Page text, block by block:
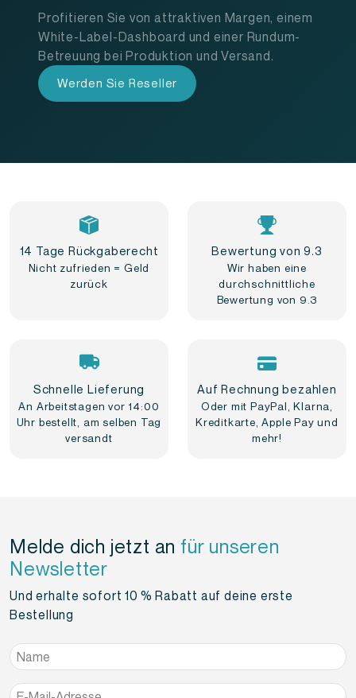
Profitieren Sie von attraktiven Margen, einem
White-Label-Dashboard und einer Rundum-
Betreuung bei Produktion und Versand.
Werden Sie Reseller
14 Tage Rückgaberecht
Nicht zufrieden = Geld
zurück
Bewertung von 9.3
Wir haben eine
durchschnittliche
Bewertung von 9.3
Schnelle Lieferung
An Arbeitstagen vor 14:00
Uhr bestellt, am selben Tag
versandt
Auf Rechnung bezahlen
Oder mit PayPal, Klarna,
Kreditkarte, Apple Pay und
mehr!
Melde dich jetzt an für unseren
Newsletter
Und erhalte sofort 10 % Rabatt auf deine erste
Bestellung
Name*
E-